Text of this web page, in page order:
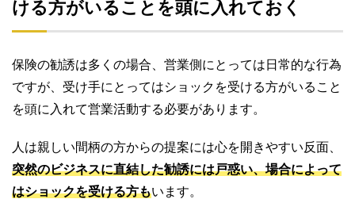
ける方がいることを頭に入れておく
保険の勧誘は多くの場合、営業側にとっては日常的な行為
ですが、受け手にとってはショックを受ける方がいること
を頭に入れて営業活動する必要があります。
人は親しい間柄の方からの提案には心を開きやすい反面、
突然のビジネスに直結した勧誘には戸惑い、場合によって
はショックを受ける方もいます。